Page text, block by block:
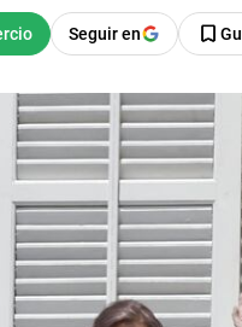
Seguir en